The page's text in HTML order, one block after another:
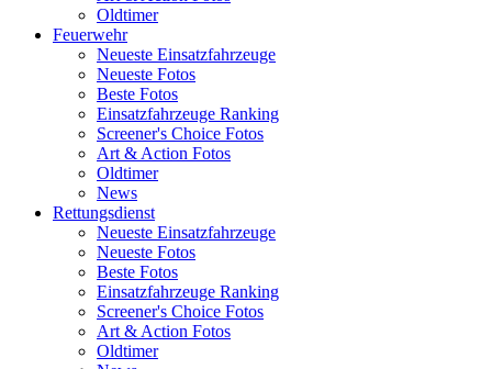
Oldtimer
Feuerwehr
Neueste Einsatzfahrzeuge
Neueste Fotos
Beste Fotos
Einsatzfahrzeuge Ranking
Screener's Choice Fotos
Art & Action Fotos
Oldtimer
News
Rettungsdienst
Neueste Einsatzfahrzeuge
Neueste Fotos
Beste Fotos
Einsatzfahrzeuge Ranking
Screener's Choice Fotos
Art & Action Fotos
Oldtimer